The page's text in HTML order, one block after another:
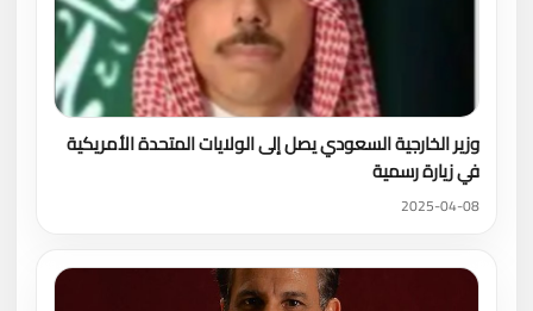
وزير الخارجية السعودي يصل إلى الولايات المتحدة الأمريكية
في زيارة رسمية
2025-04-08